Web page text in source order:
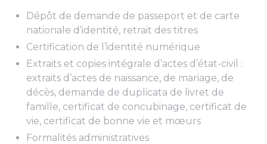
Dépôt de demande de passeport et de carte
nationale d’identité, retrait des titres
Certification de l’identité numérique
Extraits et copies intégrale d’actes d’état-civil :
extraits d’actes de naissance, de mariage, de
décès, demande de duplicata de livret de
famille, certificat de concubinage, certificat de
vie, certificat de bonne vie et mœurs
Formalités administratives